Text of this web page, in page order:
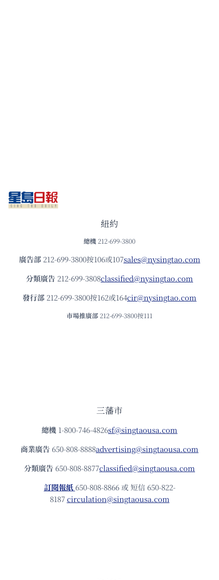
紐約
總機 212-699-3800
廣告部212-699-3800按106或107sales@nysingtao.com
分類廣告 212-699-3808classified@nysingtao.com
發⾏部 212-699-3800按162或164cir@nysingtao.com
市場推廣部 212-699-3800按111
三藩市
總機 1-800-746-4826sf@singtaousa.com
商業廣告 650-808-8888advertising@singtaousa.com
分類廣告 650-808-8877classified@singtaousa.com
訂閱報紙 650-808-8866 或 短信 650-822-
8187circulation@singtaousa.com